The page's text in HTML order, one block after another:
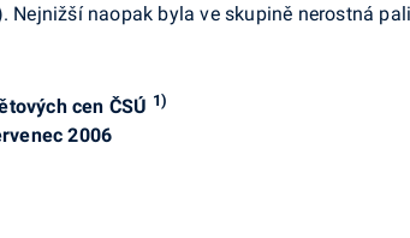
Nejnižší naopak byla ve skupině nerostná
cen ČSÚ 1)
2006